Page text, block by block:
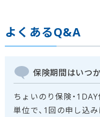
よくあるQ&A
保険期間はいつ
ちょいのり保険・
単位で、1回の申し込